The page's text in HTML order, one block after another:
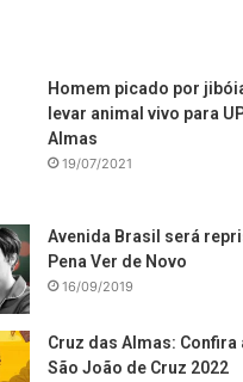
Homem picado por
levar animal vivo para
Almas
19/07/2021
Avenida Brasil será
Pena Ver de Novo
16/09/2019
Cruz das Almas:
São João de Cruz 2022